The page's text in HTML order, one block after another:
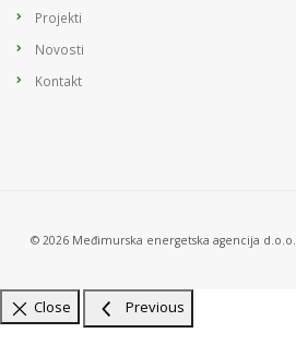
Projekti
Novosti
Kontakt
© 2026 Međimurska energetska agencija d.o.o.
Close Previous